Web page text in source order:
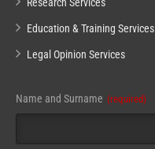
Education & Training Services
Legal Opinion Services
Phone
Number (required)
Name and Surname (required)